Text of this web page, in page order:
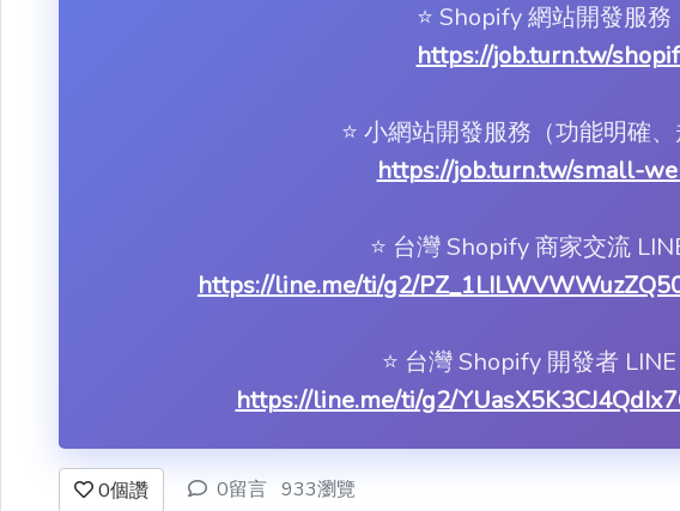
⭐️ Shopify 網站開發服務
https://job.turn.tw/
⭐️ 小網站開發服務（功能明確、
https://job.turn.tw/small-
⭐️ 台灣 Shopify 商家交流
https://line.me/ti/g2/
⭐️ 台灣 Shopify 開發者 LINE
https://line.me/ti/g2/
0個讚 0留言 933瀏覽